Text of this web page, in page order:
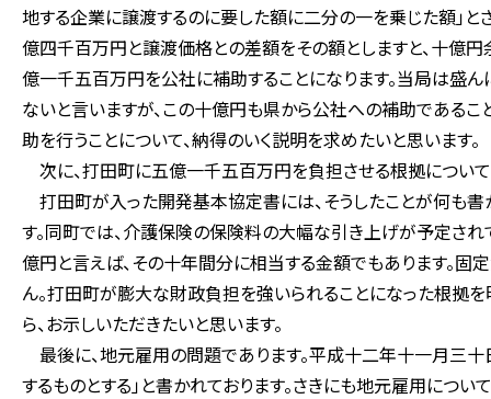
地する企業に譲渡するのに要した額に二分の一を乗じた額」と
億四千百万円と譲渡価格との差額をその額としますと、十億
億一千五百万円を公社に補助することになります。当局は盛
ないと言いますが、この十億円も県から公社への補助である
助を行うことについて、納得のいく説明を求めたいと思います。
次に、打田町に五億一千五百万円を負担させる根拠について
打田町が入った開発基本協定書には、そうしたことが何も
す。同町では、介護保険の保険料の大幅な引き上げが予定さ
億円と言えば、その十年間分に相当する金額でもあります。
ん。打田町が膨大な財政負担を強いられることになった根拠
ら、お示しいただきたいと思います。
最後に、地元雇用の問題であります。平成十二年十一月三
するものとする」と書かれております。さきにも地元雇用につ